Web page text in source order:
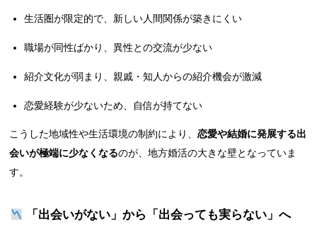
生活圏が限定的で、新しい人間関係が築きにくい
職場が同性ばかり、異性との交流が少ない
紹介文化が弱まり、親戚・知人からの紹介機会が激減
恋愛経験が少ないため、自信が持てない
こうした地域性や生活環境の制約により、恋愛や結婚に発展する出
会いが極端に少なくなるのが、地方婚活の大きな壁となっていま
す。
「出会いがない」から「出会っても実らない」へ